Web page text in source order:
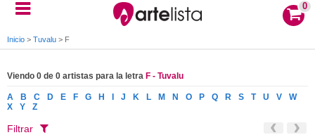
0
Inicio > Tuvalu > F
Viendo 0 de 0 artistas para la letra F - Tuvalu
A B C D E F G H J K L M N O P Q R S T U V
W
X
Y Z
Filtrar